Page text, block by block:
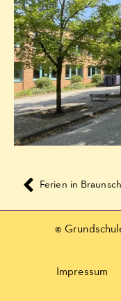
©
Impressum